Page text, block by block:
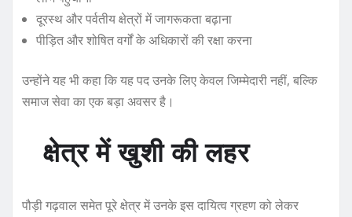
दूरस्थ और पर्वतीय क्षेत्रों में जागरूकता बढ़ाना
पीड़ित और शोषित वर्गों के अधिकारों की रक्षा करना
उन्होंने यह भी कहा कि यह पद उनके लिए केवल जिम्मेदारी नहीं, बल्कि
समाज सेवा का एक बड़ा अवसर है।
क्षेत्र में खुशी की लहर
पौड़ी गढ़वाल समेत पूरे क्षेत्र में उनके इस दायित्व ग्रहण को लेकर